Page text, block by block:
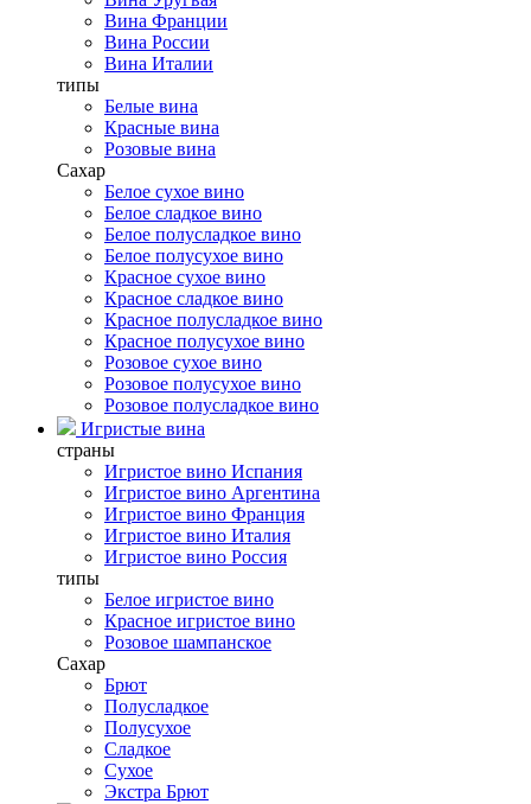
Вина Франции
Вина России
Вина Италии
типы
Белые вина
Красные вина
Розовые вина
Сахар
Белое сухое вино
Белое сладкое вино
Белое полусладкое вино
Белое полусухое вино
Красное сухое вино
Красное сладкое вино
Красное полусладкое вино
Красное полусухое вино
Розовое сухое вино
Розовое полусухое вино
Розовое полусладкое вино
Игристые вина
страны
Игристое вино Испания
Игристое вино Аргентина
Игристое вино Франция
Игристое вино Италия
Игристое вино Россия
типы
Белое игристое вино
Красное игристое вино
Розовое шампанское
Сахар
Брют
Полусладкое
Полусухое
Сладкое
Сухое
Экстра Брют